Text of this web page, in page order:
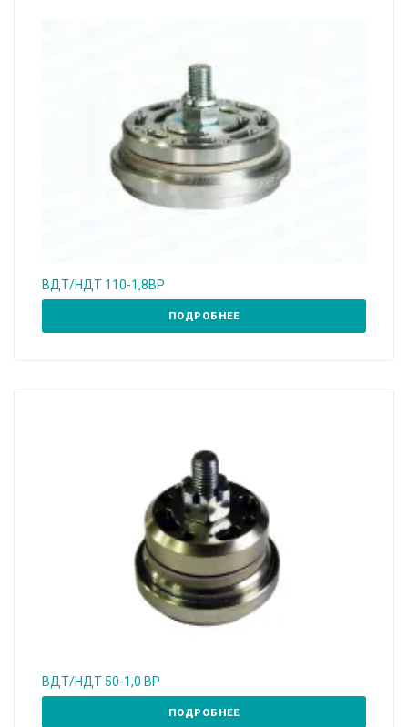
ВДТ/НДТ 110-1,8ВР
ПОДРОБНЕЕ
ВДТ/НДТ 50-1,0 ВР
ПОДРОБНЕЕ